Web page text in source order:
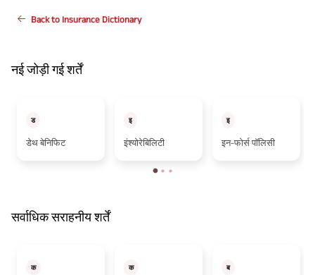
Back to Insurance Dictionary
नई जोड़ी गई शर्तें
ड
डेथ बेनिफिट
इ
इंश्योरेबिलिटी
इ
इन-फोर्स पॉलिसी
सर्वाधिक सराहनीय शर्तें
क क ब